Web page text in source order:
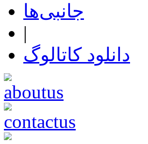
جانبی‌ها
|
دانلود کاتالوگ